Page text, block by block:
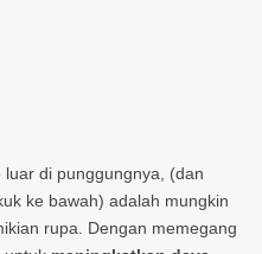
di punggungnya, (dan
ke bawah) adalah mungkin
rupa. Dengan memegang